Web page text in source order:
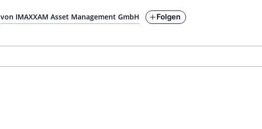
von IMAXXAM Asset Management GmbH Folgen